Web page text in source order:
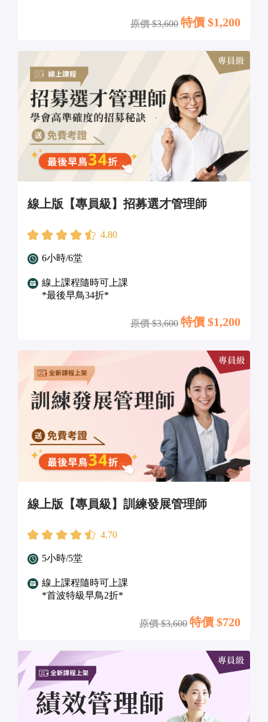
原價 $3,600 特價 $1,200
線上版【專員級】招募選才管理師
4.80
6小時/6堂
線上課程隨時可上課
*最後早鳥34折*
原價 $3,600 特價 $1,200
線上版【專員級】訓練發展管理師
4.70
5小時/5堂
線上課程隨時可上課
*首波特級早鳥2折*
原價 $3,600 特價 $720